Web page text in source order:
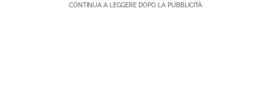
CONTINUA A LEGGERE DOPO LA PUBBLICITÀ